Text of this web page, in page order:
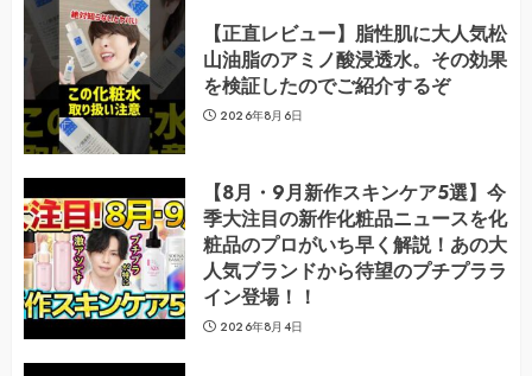
【正直レビュー】脂性肌に大人気松
山油脂のアミノ酸浸透水。その効果
を検証したのでご紹介するぞ
2026年8月6日
【8月・9月新作スキンケア5選】今
季大注目の新作化粧品ニュースを化
粧品のプロがいち早く解説！あの大
人気ブランドから待望のプチプララ
イン登場！！
2026年8月4日